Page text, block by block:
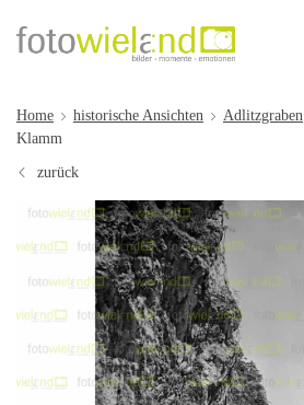
Home historische Ansichten Adlitzgraben
Klamm
zurück